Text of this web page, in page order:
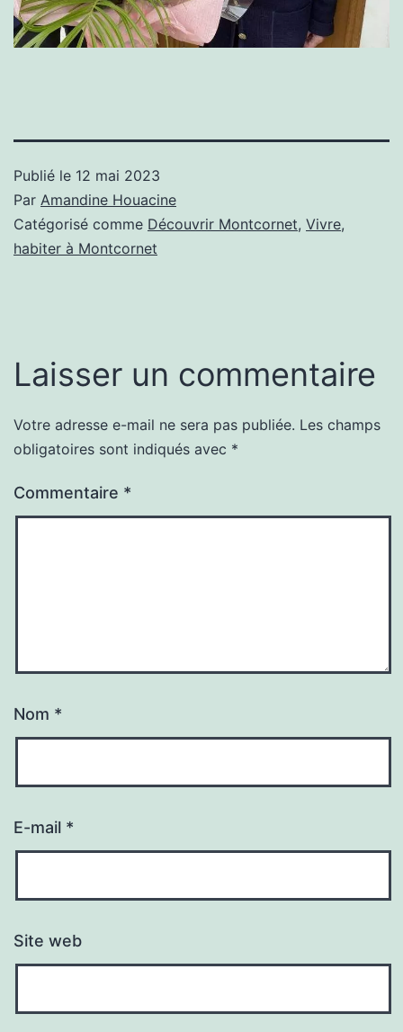
Publié le 12 mai 2023
Par Amandine Houacine
Catégorisé comme Découvrir Montcornet, Vivre,
habiter à Montcornet
Laisser un commentaire
Votre adresse e-mail ne sera pas publiée. Les champs
obligatoires sont indiqués avec *
Commentaire *
Nom *
E-mail *
Site web